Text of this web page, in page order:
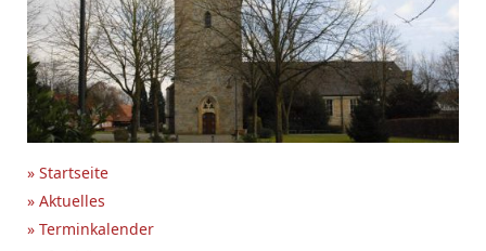
» Startseite
» Aktuelles
» Terminkalender